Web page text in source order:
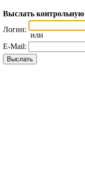
Выслать контрольную
Логин:
или
E-Mail: